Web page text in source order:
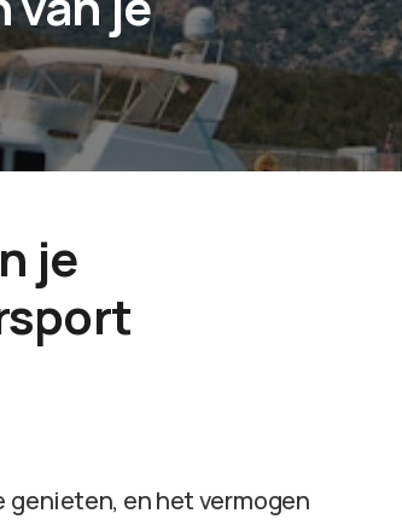
je
genieten, en het vermogen